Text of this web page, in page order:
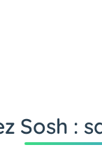
Sosh :